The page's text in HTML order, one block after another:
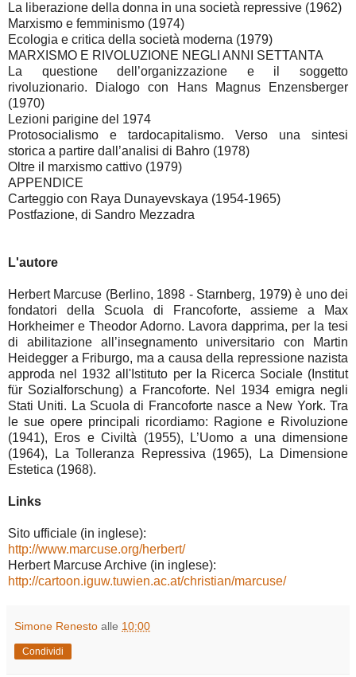
La liberazione della donna in una società repressive (1962)
Marxismo e femminismo (1974)
Ecologia e critica della società moderna (1979)
MARXISMO E RIVOLUZIONE NEGLI ANNI SETTANTA
La questione dell’organizzazione e il soggetto
rivoluzionario. Dialogo con Hans Magnus Enzensberger
(1970)
Lezioni parigine del 1974
Protosocialismo e tardocapitalismo. Verso una sintesi
storica a partire dall’analisi di Bahro (1978)
Oltre il marxismo cattivo (1979)
APPENDICE
Carteggio con Raya Dunayevskaya (1954-1965)
Postfazione, di Sandro Mezzadra
L'autore
Herbert Marcuse (Berlino, 1898 - Starnberg, 1979) è uno dei
fondatori della Scuola di Francoforte, assieme a Max
Horkheimer e Theodor Adorno. Lavora dapprima, per la tesi
di abilitazione all’insegnamento universitario con Martin
Heidegger a Friburgo, ma a causa della repressione nazista
approda nel 1932 all'Istituto per la Ricerca Sociale (Institut
für Sozialforschung) a Francoforte. Nel 1934 emigra negli
Stati Uniti. La Scuola di Francoforte nasce a New York. Tra
le sue opere principali ricordiamo: Ragione e Rivoluzione
(1941), Eros e Civiltà (1955), L’Uomo a una dimensione
(1964), La Tolleranza Repressiva (1965), La Dimensione
Estetica (1968).
Links
Sito ufficiale (in inglese):
http://www.marcuse.org/herbert/
Herbert Marcuse Archive (in inglese):
http://cartoon.iguw.tuwien.ac.at/christian/marcuse/
Simone Renesto alle 10:00
Condividi